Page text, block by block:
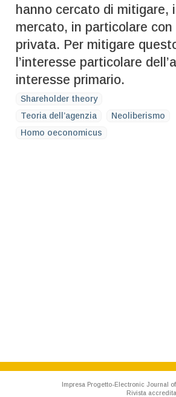
hanno cercato di mitigare,
mercato, in particolare
privata. Per mitigare
l’interesse particolare
interesse primario.
Shareholder theory
Teoria dell’agenzia
Neoliberismo
Homo oeconomicus
Impresa Progetto-Electronic Journal
Rivista